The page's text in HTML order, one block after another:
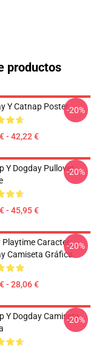
productos
Y Catnap Poster
- 42,22 €
-20%
Y Dogday Pullover
- 45,95 €
-20%
Playtime Caracter:
Camiseta Gráfica
- 28,06 €
-20%
Y Dogday Camiseta
-20%